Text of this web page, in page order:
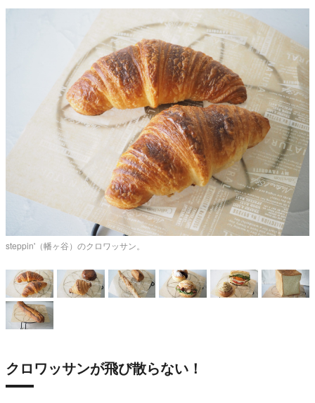
steppin'（幡ヶ谷）のクロワッサン。
クロワッサンが飛び散らない！